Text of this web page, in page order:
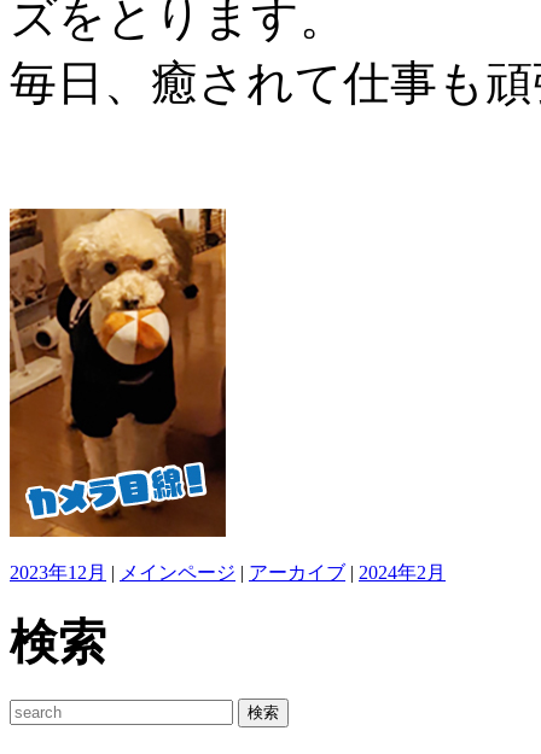
ズをとります。
毎日、癒されて仕事も
2023年12月 | メインページ | アーカイブ | 2024年2月
検索